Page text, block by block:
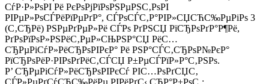
СѓР·Р»РѕРІ Рё РєРѕРјРїРѕРЅРµРЅС‚РѕРІ
РІРµР»РѕСЃРёРїРµРґР°, СЃРѕСЃС‚Р°РІР»СЏСЋС‰РµРіРѕ 3
(С‚СЂРё) РЅРµРґРµР»Рё СЃРѕ РґРЅСЏ РїСЂРѕРґР°Р¶Рё,
РґРѕРїРѕР»РЅРёС‚РµР»СЊРЅР°СЏ РёС…
СЂРµРіСѓР»РёСЂРѕРІРєР° Рё РЅР°СЃС‚СЂРѕР№РєР°
РїСЂРѕРёР·РІРѕРґРёС‚СЃСЏ Р±РµСЃРїР»Р°С‚РЅРѕ.
Р’ СЂРµРіСѓР»РёСЂРѕРІРєСѓ РІС…РѕРґСЏС‚
СЃР»РµРґСѓСЋС‰РёРµ РІРёРґС‹ СЂР°Р±РѕС‚: